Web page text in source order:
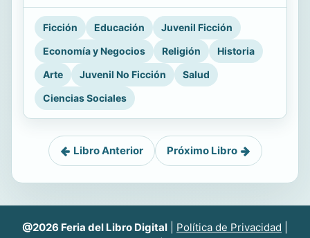
Ficción Educación
Juvenil Ficción
Economía y Negocios
Religión
Historia
Arte
Juvenil No Ficción
Salud
Ciencias Sociales
Libro Anterior Próximo Libro
@2026 Feria del Libro Digital Política de Privacidad